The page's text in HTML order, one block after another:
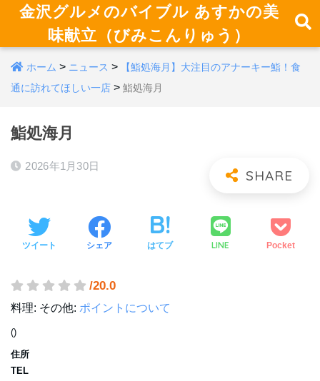
金沢グルメのバイブル あすかの美
味献立（びみこんりゅう）
ホーム > ニュース >
【鮨処海月】大注目のアナーキー鮨！食
通に訪れてほしい一店 > 鮨処海月
鮨処海月
2026年1月30日
ツイート シェア はてブ LINE Pocket
/20.0
料理: その他: ポイントについて
()
住所
TEL